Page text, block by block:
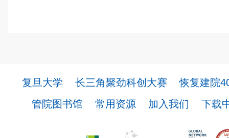
复旦大学 长三角聚劲科创大赛
恢复建院
管院图书馆
常用资源 加入我们 下载